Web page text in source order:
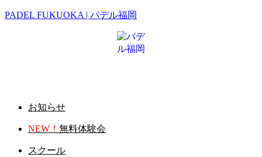
PADEL FUKUOKA | パデル福岡
お知らせ
NEW！ 無料体験会
スクール